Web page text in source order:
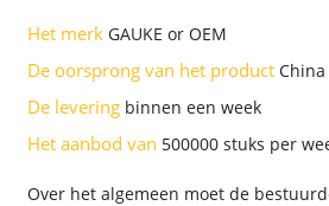
Het merkGAUKE or OEM
De oorsprong van het productChina
De levering binnen een week
Het aanbod van 500000 stuks per
Over het algemeen moet de